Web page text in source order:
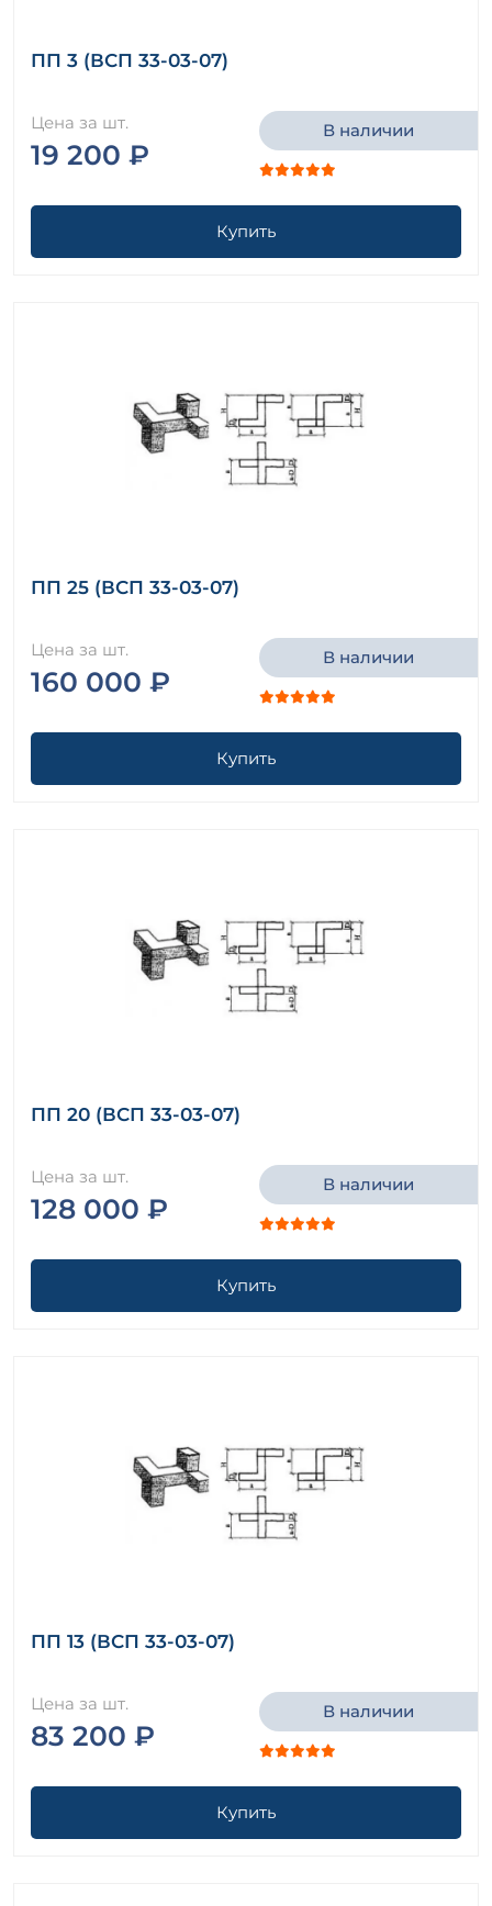
ПП 3 (ВСП 33-03-07)
Цена за шт.
19 200 ₽
В наличии
Купить
ПП 25 (ВСП 33-03-07)
Цена за шт.
160 000 ₽
В наличии
Купить
ПП 20 (ВСП 33-03-07)
Цена за шт.
128 000 ₽
В наличии
Купить
ПП 13 (ВСП 33-03-07)
Цена за шт.
83 200 ₽
В наличии
Купить